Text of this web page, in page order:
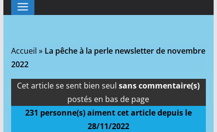
Accueil » La pêche à la perle newsletter de novembre
2022
Cet article se sent bien seulsans commentaire(s)
postés en bas de page
231 personne(s) aiment cet article depuis le
28/11/2022